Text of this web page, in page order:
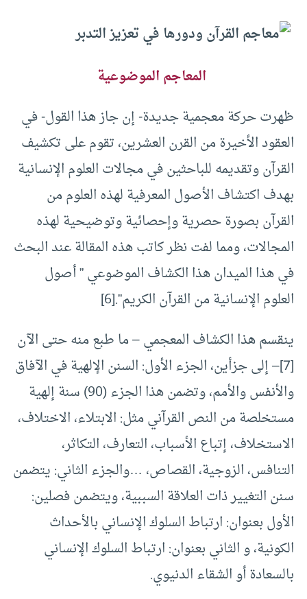
المعاجم الموضوعية
ظهرت حركة معجمية جديدة- إن جاز هذا القول- في
العقود الأخيرة من القرن العشرين، تقوم على تكشيف
القرآن وتقديمه للباحثين في مجالات العلوم الإنسانية
بهدف اكتشاف الأصول المعرفية لهذه العلوم من
القرآن بصورة حصرية وإحصائية وتوضيحية لهذه
المجالات، ومما لفت نظر كاتب هذه المقالة عند البحث
في هذا الميدان هذا الكشاف الموضوعي ” أصول
العلوم الإنسانية من القرآن الكريم”.[6]
ينقسم هذا الكشاف المعجمي – ما طبع منه حتى الآن
[7] – إلى جزأين، الجزء الأول: السنن الإلهية في الآفاق
والأنفس والأمم، وتضمن هذا الجزء (90) سنة إلهية
مستخلصة من النص القرآني مثل: الابتلاء، الاختلاف،
الاستخلاف، إتباع الأسباب، التعارف، التكاثر،
التنافس، الزوجية، القصاص، …والجزء الثاني: يتضمن
سنن التغيير ذات العلاقة السببية، ويتضمن فصلين:
الأول بعنوان: ارتباط السلوك الإنساني بالأحداث
الكونية، و الثاني بعنوان: ارتباط السلوك الإنساني
بالسعادة أو الشقاء الدنيوي.